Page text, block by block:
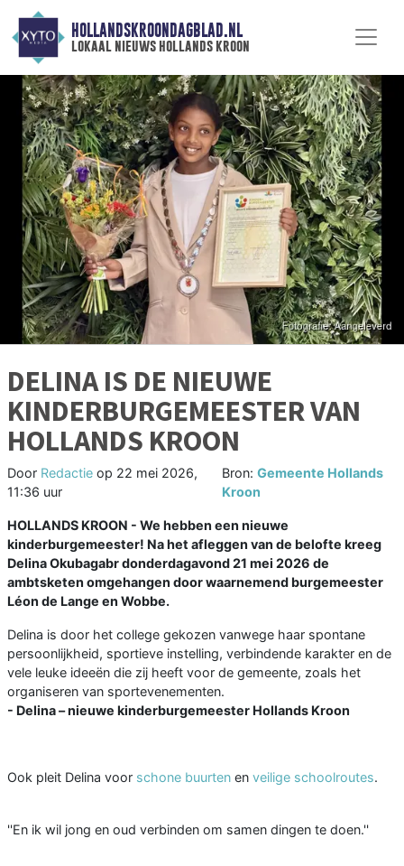
HOLLANDSKROONDAGBLAD.NL
lokaal nieuws hollands kroon
DELINA IS DE NIEUWE
KINDERBURGEMEESTER VAN
HOLLANDS KROON
Door Redactie op 22 mei 2026,
11:36 uur
Bron: Gemeente Hollands
Kroon
HOLLANDS KROON - We hebben een nieuwe
kinderburgemeester! Na het afleggen van de belofte kreeg
Delina Okubagabr donderdagavond 21 mei 2026 de
ambtsketen omgehangen door waarnemend burgemeester
Léon de Lange en Wobbe.
Delina is door het college gekozen vanwege haar spontane
persoonlijkheid, sportieve instelling, verbindende karakter en de
vele leuke ideeën die zij heeft voor de gemeente, zoals het
organiseren van sportevenementen.
- Delina – nieuwe kinderburgemeester Hollands Kroon
Ook pleit Delina voor schone buurten en veilige schoolroutes.
''En ik wil jong en oud verbinden om samen dingen te doen.''